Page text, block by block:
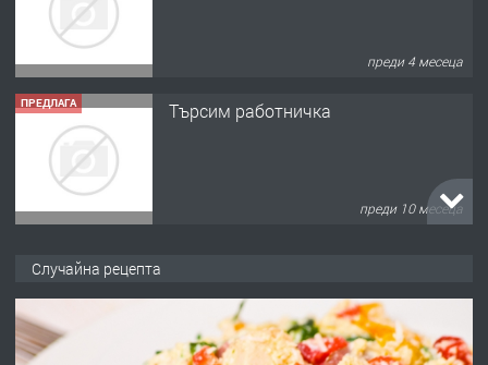
преди 4 месеца
ПРЕДЛАГА Търсим работничка
преди 10 месеца
преди 1 година
Случайна рецепта